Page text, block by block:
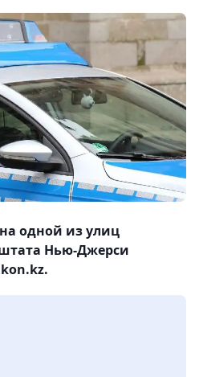
одной из улиц
Нью-Джерси